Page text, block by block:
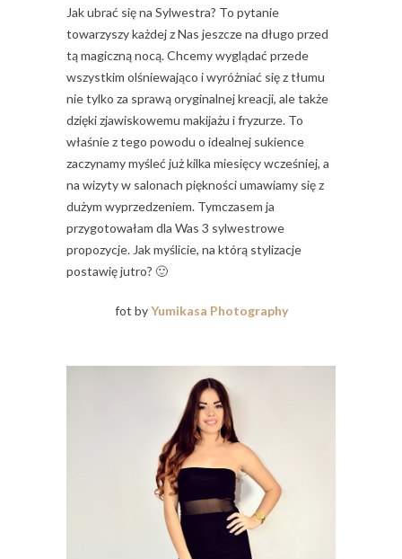
Jak ubrać się na Sylwestra? To pytanie
towarzyszy każdej z Nas jeszcze na długo przed
tą magiczną nocą. Chcemy wyglądać przede
wszystkim olśniewająco i wyróżniać się z tłumu
nie tylko za sprawą oryginalnej kreacji, ale także
dzięki zjawiskowemu makijażu i fryzurze. To
właśnie z tego powodu o idealnej sukience
zaczynamy myśleć już kilka miesięcy wcześniej, a
na wizyty w salonach piękności umawiamy się z
dużym wyprzedzeniem. Tymczasem ja
przygotowałam dla Was 3 sylwestrowe
propozycje. Jak myślicie, na którą stylizacje
postawię jutro? 🙂
fot byYumikasa Photography